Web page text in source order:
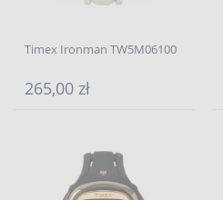
Timex Ironman TW5M06100
265,00 zł